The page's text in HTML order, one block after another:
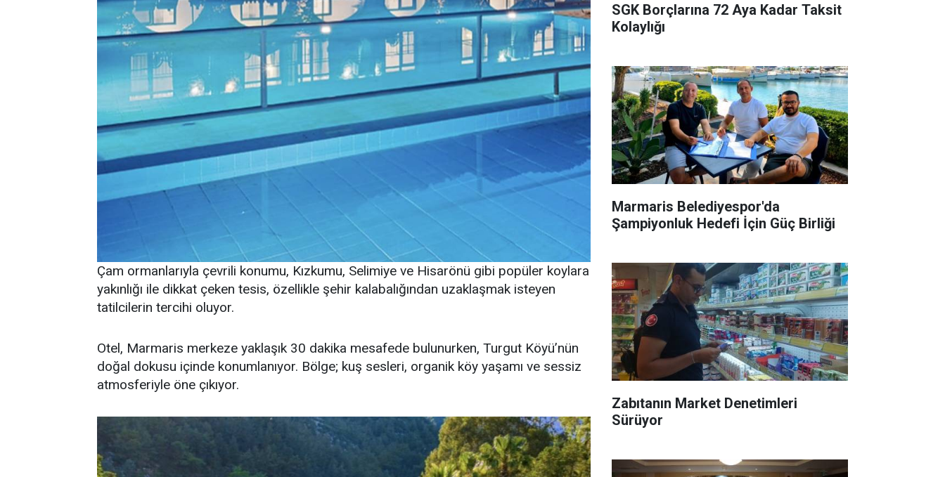
Çam ormanlarıyla çevrili konumu, Kızkumu, Selimiye ve Hisarönü gibi popüler koylara
yakınlığı ile dikkat çeken tesis, özellikle şehir kalabalığından uzaklaşmak isteyen
tatilcilerin tercihi oluyor.
Otel, Marmaris merkeze yaklaşık 30 dakika mesafede bulunurken, Turgut Köyü’nün
doğal dokusu içinde konumlanıyor. Bölge; kuş sesleri, organik köy yaşamı ve sessiz
atmosferiyle öne çıkıyor.
SGK Borçlarına 72 Aya Kadar Taksit
Kolaylığı
Marmaris Belediyespor'da
Şampiyonluk Hedefi İçin Güç Birliği
Zabıtanın Market Denetimleri
Sürüyor